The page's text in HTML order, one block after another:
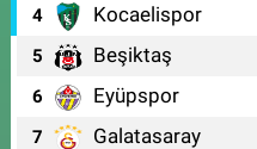
4 Kocaelispor
5 Beşiktaş
6 Eyüpspor
7 Galatasaray